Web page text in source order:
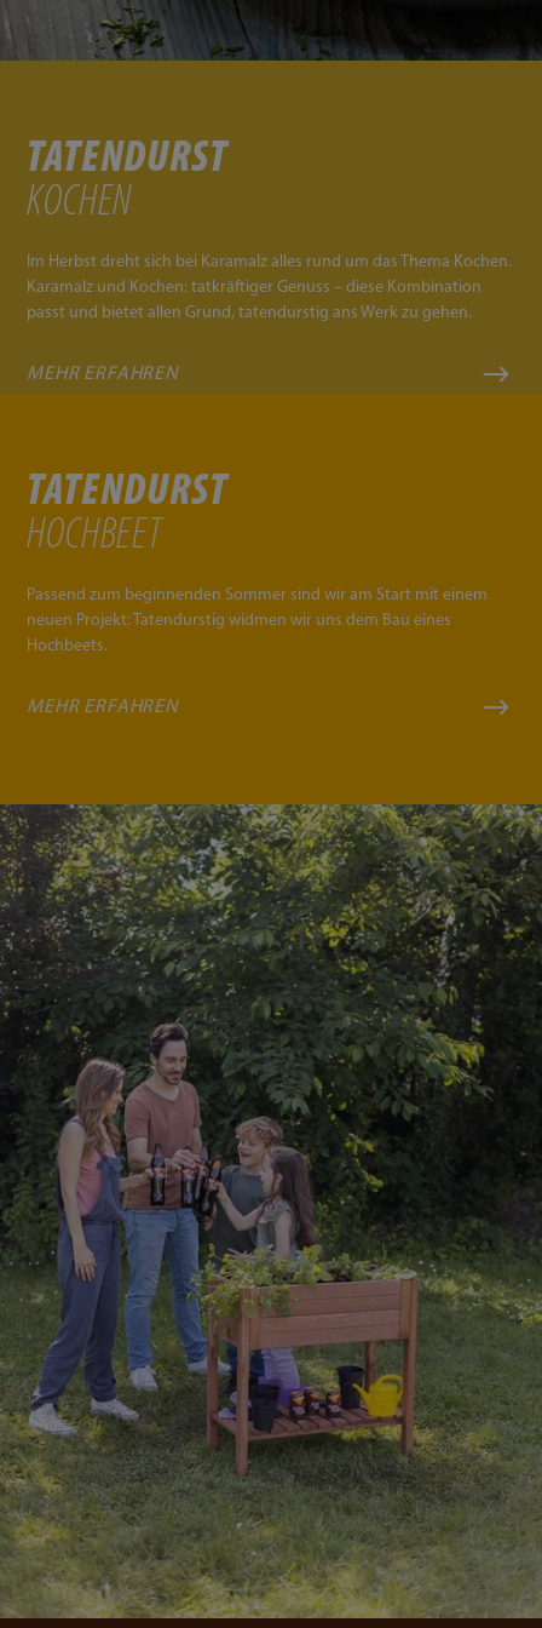
TATENDURST
KOCHEN
Im Herbst dreht sich bei Karamalz alles rund um das Thema Kochen.
Karamalz und Kochen: tatkräftiger Genuss – diese Kombination
passt und bietet allen Grund, tatendurstig ans Werk zu gehen.
MEHR ERFAHREN
TATENDURST
HOCHBEET
Passend zum beginnenden Sommer sind wir am Start mit einem
neuen Projekt: Tatendurstig widmen wir uns dem Bau eines
Hochbeets.
MEHR ERFAHREN